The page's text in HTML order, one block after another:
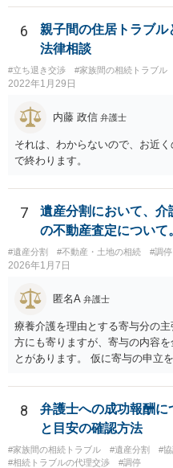
月に携帯が新しくなった母から
「面会に来てくれ」で、長男に
話の使い方を教える為に会って
電話が切れました。その後の電
にチップが埋められている」等
録、介護認定の資料、介護記録
方がよいと思います。
6
親子間の住居トラブ
法律相談
#立ち退き交渉 #家族間の相続トラブル
2022年1月29日
内藤 政信 弁護士
それは、わからないので、お近
で終わります。
7
遺産分割において、
の不動産査定について
#遺産分割 #不動産・土地の相続 #調停
2026年1月7日
匿名A 弁護士
療養介護を理由とする寄与分の
方にも寄りますが、寄与の内容
とがあります。 仮に寄与の申立
価）は不要ということもありま
なければならないでしょうから
は必要でしょう。
8
弁護士への成功報酬に
と目安の確認方法
#家族間の相続トラブル #遺産分割 #
#相続トラブルの代理交渉
#調停